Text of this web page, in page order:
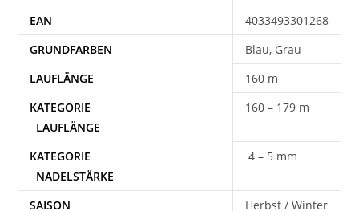
EAN
4033493301268
Blau, Grau
160 m
160 – 179 m
4 – 5 mm
SAISON Herbst / Winter